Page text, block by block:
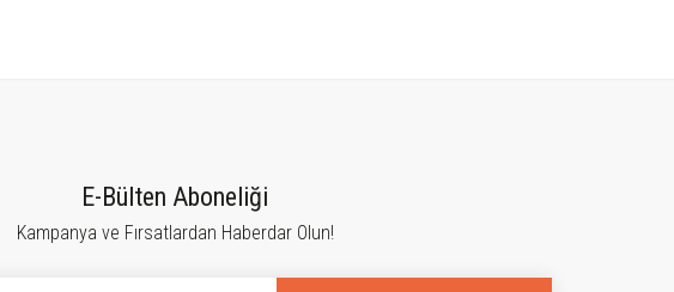
Bu ürüne ilk yorumu siz yapın!
E-Bülten Aboneliği
Kampanya ve Fırsatlardan Haberdar Olun!